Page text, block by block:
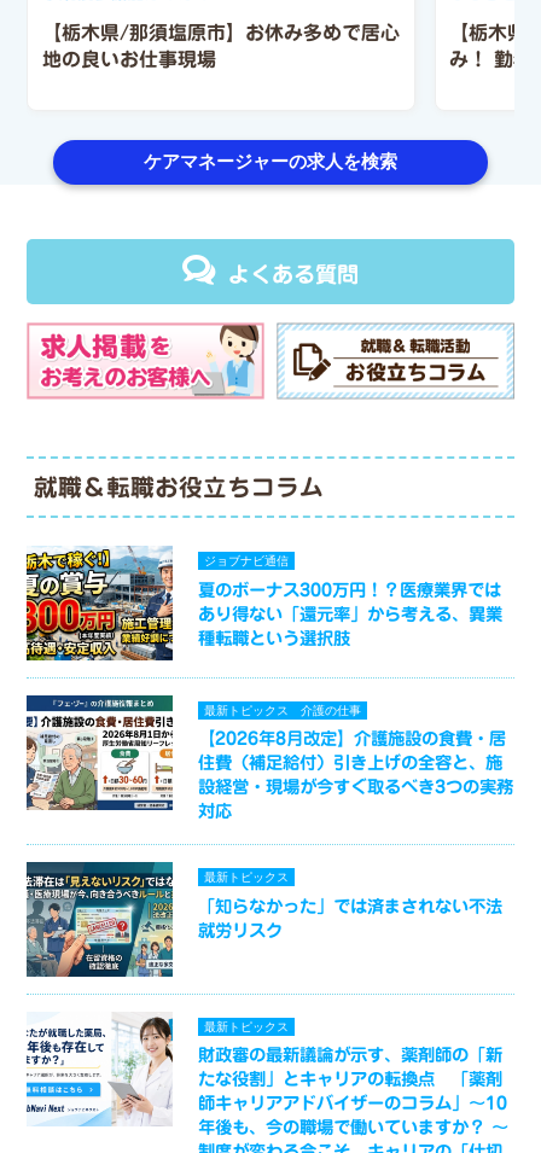
【栃木県/那須塩原市】お休み多めで居心
地の良いお仕事現場
【栃木県
み！
勤務
ケアマネージャーの求人を検索
よくある質問
就職＆転職お役立ちコラム
ジョブナビ通信
夏のボーナス300万円！？医療業界では
あり得ない「還元率」から考える、異業
種転職という選択肢
最新トピックス 介護の仕事
【2026年8月改定】介護施設の食費・居
住費（補足給付）引き上げの全容と、施
設経営・現場が今すぐ取るべき3つの実務
対応
最新トピックス
「知らなかった」では済まされない不法
就労リスク
最新トピックス
財政審の最新議論が示す、薬剤師の「新
たな役割」とキャリアの転換点 「薬剤
師キャリアアドバイザーのコラム」～10
年後も、今の職場で働いていますか？ ～